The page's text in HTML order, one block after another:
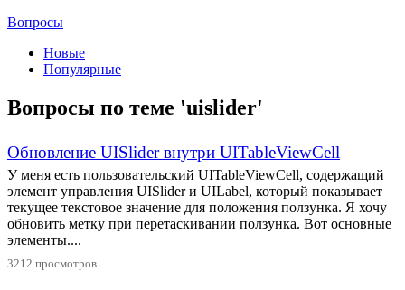
Вопросы
Новые
Популярные
Вопросы по теме 'uislider'
Обновление UISlider внутри UITableViewCell
У меня есть пользовательский UITableViewCell, содержащий
элемент управления UISlider и UILabel, который показывает
текущее текстовое значение для положения ползунка. Я хочу
обновить метку при перетаскивании ползунка. Вот основные
элементы....
3212 просмотров